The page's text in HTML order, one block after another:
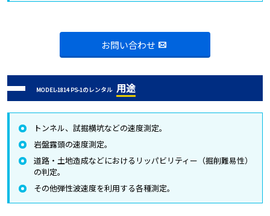
お問い合わせ
MODEL-1814 PS-1のレンタル 用途
トンネル、試掘横坑などの速度測定。
岩盤露頭の速度測定。
道路・土地造成などにおけるリッパビリティー（掘削難易性）
の判定。
その他弾性波速度を利用する各種測定。